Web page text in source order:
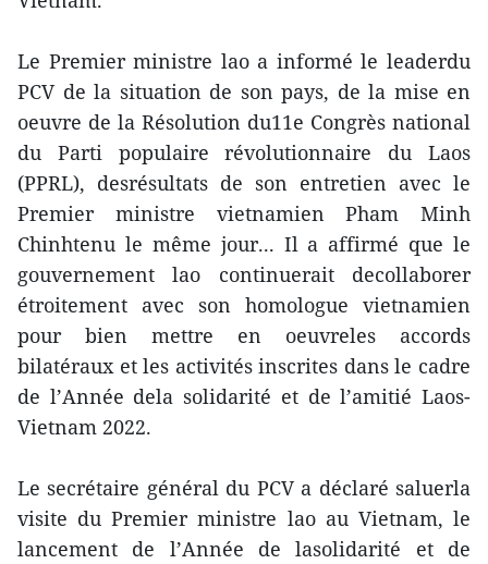
Le Premier ministre lao a informé le leaderdu
PCV de la situation de son pays, de la mise en
oeuvre de la Résolution du11e Congrès national
du Parti populaire révolutionnaire du Laos
(PPRL), desrésultats de son entretien avec le
Premier ministre vietnamien Pham Minh
Chinhtenu le même jour... Il a affirmé que le
gouvernement lao continuerait decollaborer
étroitement avec son homologue vietnamien
pour bien mettre en oeuvreles accords
bilatéraux et les activités inscrites dans le cadre
de l’Année dela solidarité et de l’amitié Laos-
Vietnam 2022.
Le secrétaire général du PCV a déclaré saluerla
visite du Premier ministre lao au Vietnam, le
lancement de l’Année de lasolidarité et de